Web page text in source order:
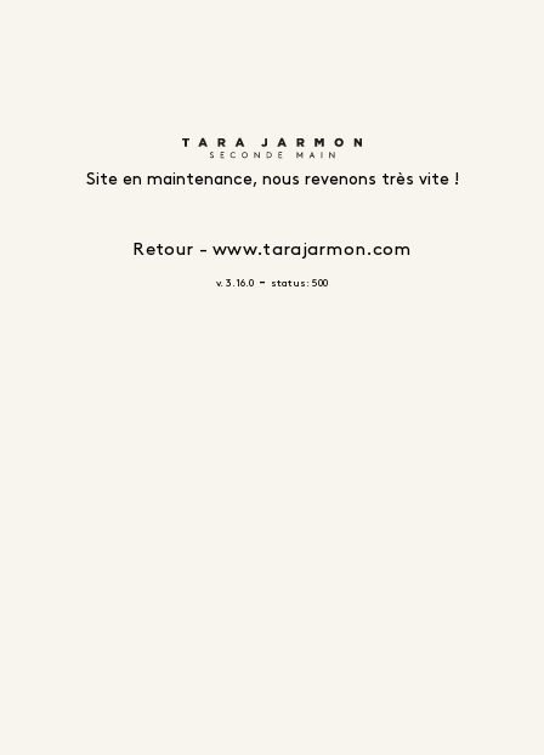
Site en maintenance, nous revenons très vite !
Retour - www.tarajarmon.com
v. 3.16.0 - status: 500